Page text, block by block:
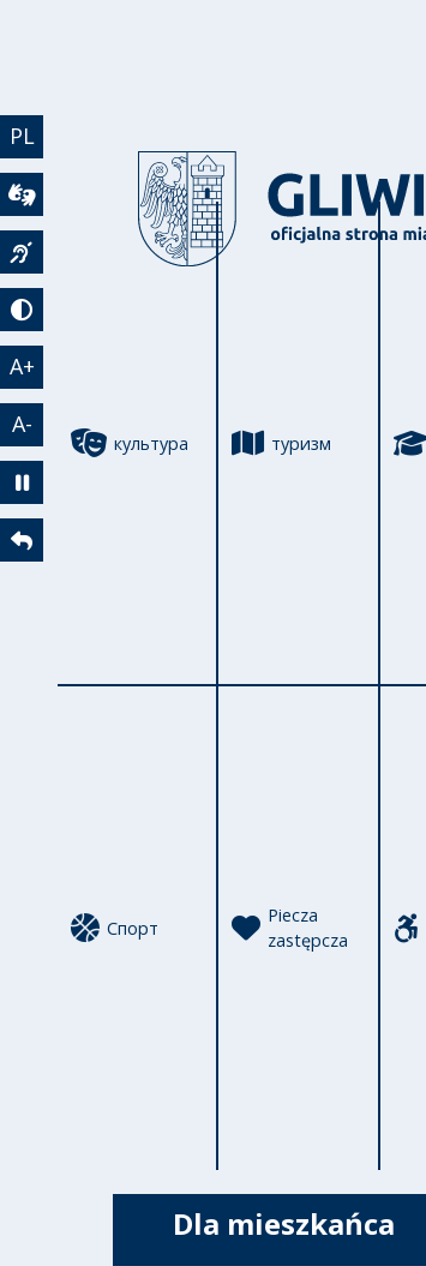
PL
Wideotłumacz
Język migowy
Tryb kontrastowy
A+
A-
Zatrzymaj animację
Powrót
культура туризм
Спорт
Piecza
zastępcza
Dla mieszkańca